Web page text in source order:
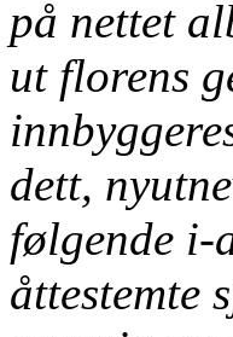
på nettet
ut florens
dett,
følgende i-
åttestemte